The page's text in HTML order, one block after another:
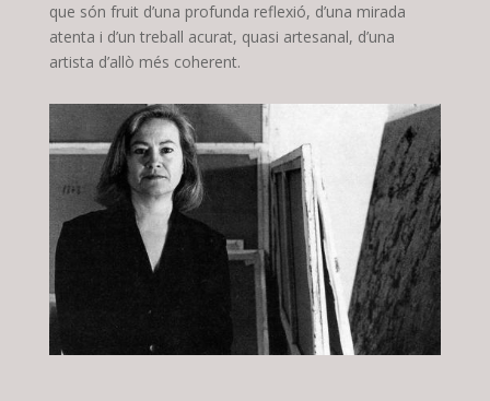
que són fruit d’una profunda reflexió, d’una mirada
atenta i d’un treball acurat, quasi artesanal, d’una
artista d’allò més coherent.